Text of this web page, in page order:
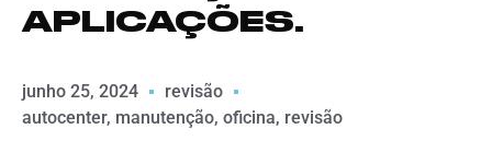
APLICAÇÕES.
junho 25, 2024
revisão
autocenter, manutenção, oficina, revisão